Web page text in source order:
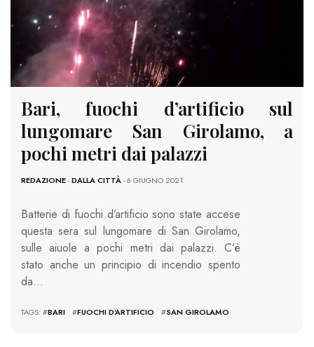
Bari, fuochi d’artificio sul
lungomare San Girolamo, a
pochi metri dai palazzi
REDAZIONE-DALLA CITTÀ- 6 GIUGNO 2021
Batterie di fuochi d’artificio sono state accese
questa sera sul lungomare di San Girolamo,
sulle aiuole a pochi metri dai palazzi. C’è
stato anche un principio di incendio spento
da…
TAGS: #BARI #FUOCHI D'ARTIFICIO #SAN GIROLAMO